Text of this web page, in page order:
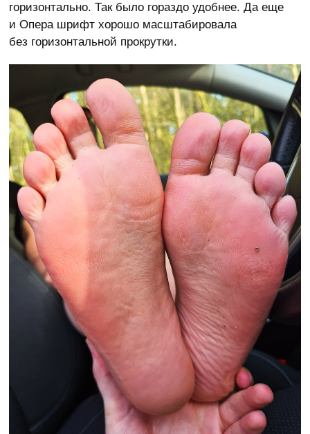
горизонтально. Так было гораздо удобнее. Да еще
и Опера шрифт хорошо масштабировала
без горизонтальной прокрутки.